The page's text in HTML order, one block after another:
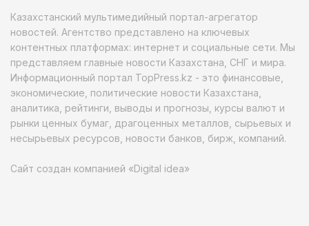
Казахстанский мультимедийный портал-агрегатор
новостей. Агентство представлено на ключевых
контентных платформах: интернет и социальные сети. Мы
представляем главные новости Казахстана, СНГ и мира.
Информационный портал TopPress.kz - это финансовые,
экономические, политические новости Казахстана,
аналитика, рейтинги, выводы и прогнозы, курсы валют и
рынки ценных бумаг, драгоценных металлов, сырьевых и
несырьевых ресурсов, новости банков, бирж, компаний.
Сайт создан компанией «Digital idea»